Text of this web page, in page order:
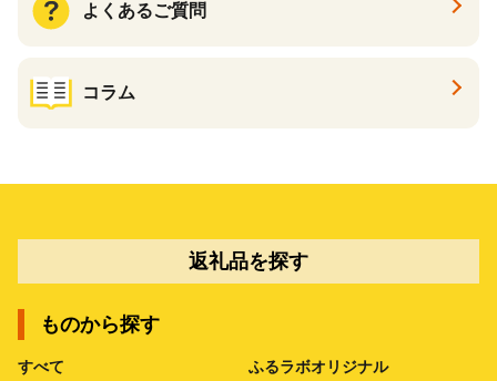
よくあるご質問
コラム
返礼品を探す
ものから探す
すべて ふるラボオリジナル